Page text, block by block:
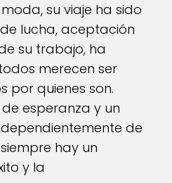
su viaje ha sido
lucha, aceptación
su trabajo, ha
merecen ser
por quienes son.
esperanza y un
de
hay un
y la